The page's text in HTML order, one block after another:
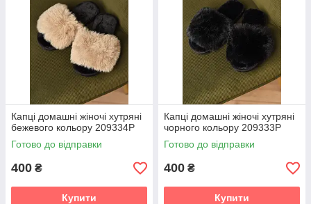
Капці домашні жіночі хутряні
бежевого кольору 209334P
Готово до відправки
400 ₴
Купити
Капці домашні жіночі хутряні
чорного кольору 209333P
Готово до відправки
400 ₴
Купити